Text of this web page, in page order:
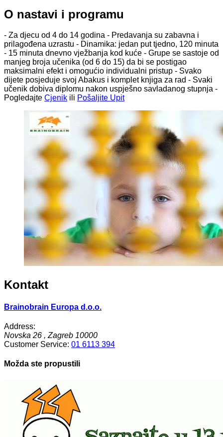
O nastavi i programu
- Za djecu od 4 do 14 godina - Predavanja su zabavna i
prilagođena uzrastu - Dinamika: jedan put tjedno, 120 minuta
- 15 minuta dnevno vježbanja kod kuće - Grupe se sastoje od
manjeg broja učenika (od 6 do 15) da bi se postigao
maksimalni efekt i omogućio individualni pristup - Svako
dijete posjeduje svoj Abakus i komplet knjiga za rad - Svaki
učenik dobiva diplomu nakon uspješno savladanog stupnja -
Pogledajte Cjenik ili Pošaljite Upit
Kontakt
Brainobrain Europa d.o.o.
Address:
Novska 26 , Zagreb 10000
Customer Service: 01 6113 394
Možda ste propustili